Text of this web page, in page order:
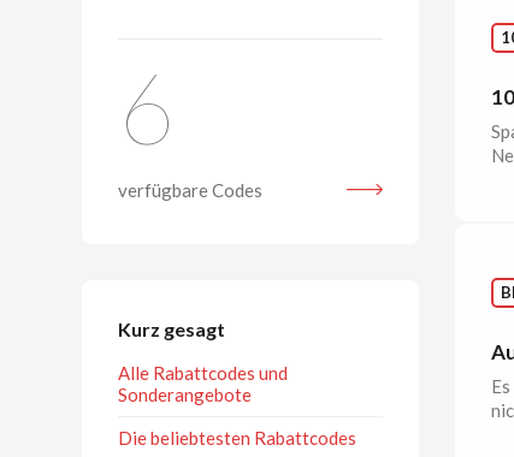
6
verfügbare Codes
Kurz gesagt
Alle Rabattcodes und
Sonderangebote
Die beliebtesten Rabattcodes